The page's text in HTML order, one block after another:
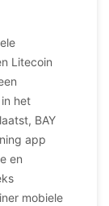
Litecoin
het
BAY
app
en
mobiele